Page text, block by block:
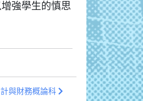
強學生的慎思
與財務概論科